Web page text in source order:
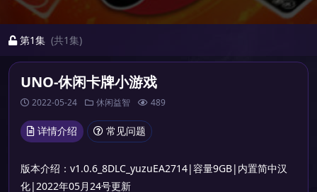
第1集 (共1集)
UNO-休闲卡牌小游戏
2022-05-24 休闲益智 489
详情介绍 常见问题
版本介绍：v1.0.6_8DLC_yuzuEA2714|容量9GB|内置简中汉
化|2022年05月24号更新